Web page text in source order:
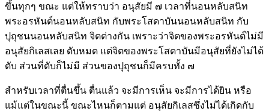
ขึ้นทุกๆ ขณะ แต่ให้ทราบว่า อนุสัยมี ๗ เวลาที่นอนหลับสนิท
พระอรหันต์นอนหลับสนิท กับพระโสดาบันนอนหลับสนิท กับ
ปุถุชนนอนหลับสนิท จิตต่างกัน เพราะว่าจิตของพระอรหันต์ไม่มี
อนุสัยกิเลสเลย ดับหมด แต่จิตของพระโสดาบันมีอนุสัยที่ยังไม่ได้
ดับ ส่วนที่ดับก็ไม่มี ส่วนของปุถุชนก็มีครบทั้ง ๗
สำหรับเวลาที่ตื่นขึ้น ตื่นแล้ว จะมีการเห็น จะมีการได้ยิน หรือ
แม้แต่ในขณะนี้ ขณะไหนก็ตามแต่ อนุสัยกิเลสซึ่งไม่ได้เกิดกับ